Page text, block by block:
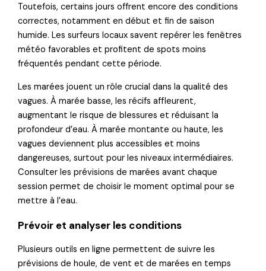
Toutefois, certains jours offrent encore des conditions
correctes, notamment en début et fin de saison
humide. Les surfeurs locaux savent repérer les fenêtres
météo favorables et profitent de spots moins
fréquentés pendant cette période.
Les marées jouent un rôle crucial dans la qualité des
vagues. À marée basse, les récifs affleurent,
augmentant le risque de blessures et réduisant la
profondeur d’eau. À marée montante ou haute, les
vagues deviennent plus accessibles et moins
dangereuses, surtout pour les niveaux intermédiaires.
Consulter les prévisions de marées avant chaque
session permet de choisir le moment optimal pour se
mettre à l’eau.
Prévoir et analyser les conditions
Plusieurs outils en ligne permettent de suivre les
prévisions de houle, de vent et de marées en temps